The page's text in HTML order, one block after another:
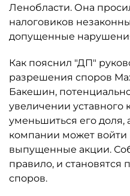
Ленобласти. Она
налоговиков
допущенные
Как пояснил "ДП"
разрешения споров
Бакешин,
увеличении уставного
уменьшиться его доля,
компании может
выпущенные акции.
правило, и
споров.